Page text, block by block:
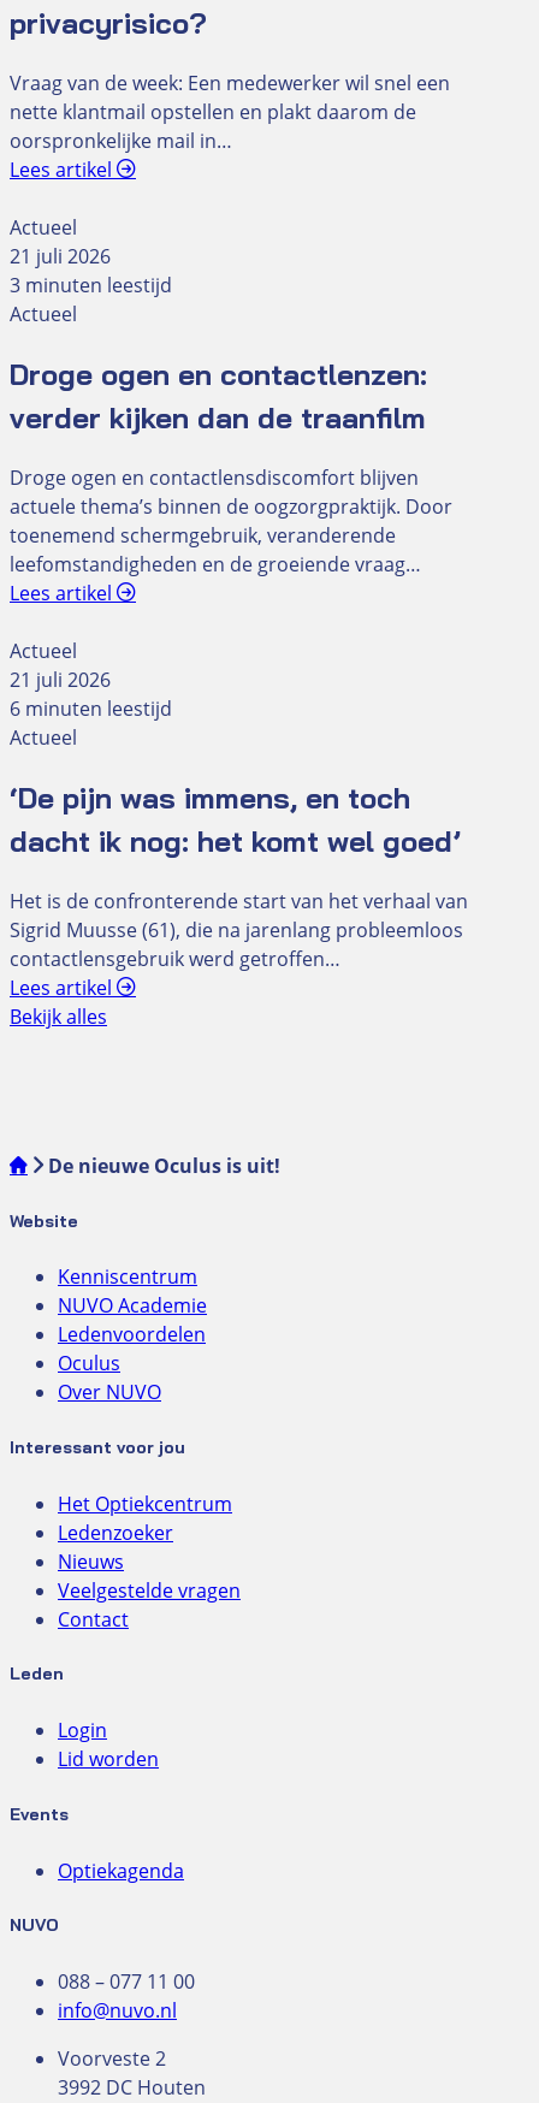
privacyrisico?
Vraag van de week: Een medewerker wil snel een
nette klantmail opstellen en plakt daarom de
oorspronkelijke mail in…
Lees artikel
Actueel
21 juli 2026
3 minuten leestijd
Actueel
Droge ogen en contactlenzen:
verder kijken dan de traanfilm
Droge ogen en contactlensdiscomfort blijven
actuele thema’s binnen de oogzorgpraktijk. Door
toenemend schermgebruik, veranderende
leefomstandigheden en de groeiende vraag…
Lees artikel
Actueel
21 juli 2026
6 minuten leestijd
Actueel
‘De pijn was immens, en toch
dacht ik nog: het komt wel goed’
Het is de confronterende start van het verhaal van
Sigrid Muusse (61), die na jarenlang probleemloos
contactlensgebruik werd getroffen…
Lees artikel
Bekijk alles
De nieuwe Oculus is uit!
Website
Kenniscentrum
NUVO Academie
Ledenvoordelen
Oculus
Over NUVO
Interessant voor jou
Het Optiekcentrum
Ledenzoeker
Nieuws
Veelgestelde vragen
Contact
Leden
Login
Lid worden
Events
Optiekagenda
NUVO
088 – 077 11 00
info@nuvo.nl
Voorveste 2
3992 DC Houten